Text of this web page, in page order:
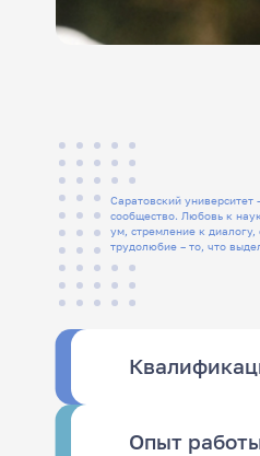
Саратовский университет
сообщество. Любовь к
ум, стремление к диалогу, системность и
трудолюбие – то, что
Опыт